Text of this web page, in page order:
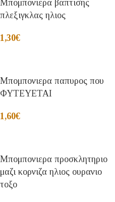
Μπομπονιερα βαπτισης
πλεξιγκλας ηλιος
1,30€
Μπομπονιερα παπυρος που
ΦΥΤΕΥΕΤΑΙ
1,60€
Μπομπονιερα προσκλητηριο
μαζι κορνιζα ηλιος ουρανιο
τοξο